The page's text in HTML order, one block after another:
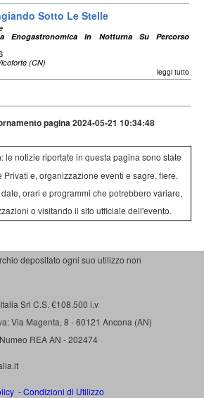
Sotto Le Stelle
Enogastronomica In Notturna Su Percorso
(CN)
leggi tutto
pagina 2024-05-21 10:34:48
: le notizie riportate in questa pagina sono state
Privati e, organizzazione eventi e sagre, fiere.
orari e programmi che potrebbero variare,
o visitando il sito ufficiale dell'evento.
depositato ogni suo utilizzo non
Srl C.S. €108.500 i.v
Via Magenta, 8 - 60121 Ancona (AN)
REA AN - 202474
-Condizioni di Utilizzo